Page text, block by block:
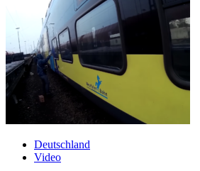
Deutschland
Video